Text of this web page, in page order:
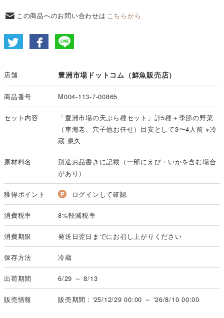
この商品へのお問い合わせは こちらから
店舗 豊洲市場ドットコム（鮮魚販売店）
商品番号 M004-113-7-00865
セット内容
「豊洲市場の天ぷら種セット」計5種＋季節の野菜
（車海老、穴子他お任せ）目安として3〜4人前 ※冷
蔵 泉久
原材料名
別途お品書きに記載（一部にえび・いかを含む場合
があり）
獲得ポイント ログインして確認
消費税率 8%軽減税率
消費期限 発送日翌日までにお召し上がりください
保存方法 冷蔵
出荷期間 6/29 ～ 8/13
販売情報 販売期間：'25/12/29 00:00 ～ '26/8/10 00:00